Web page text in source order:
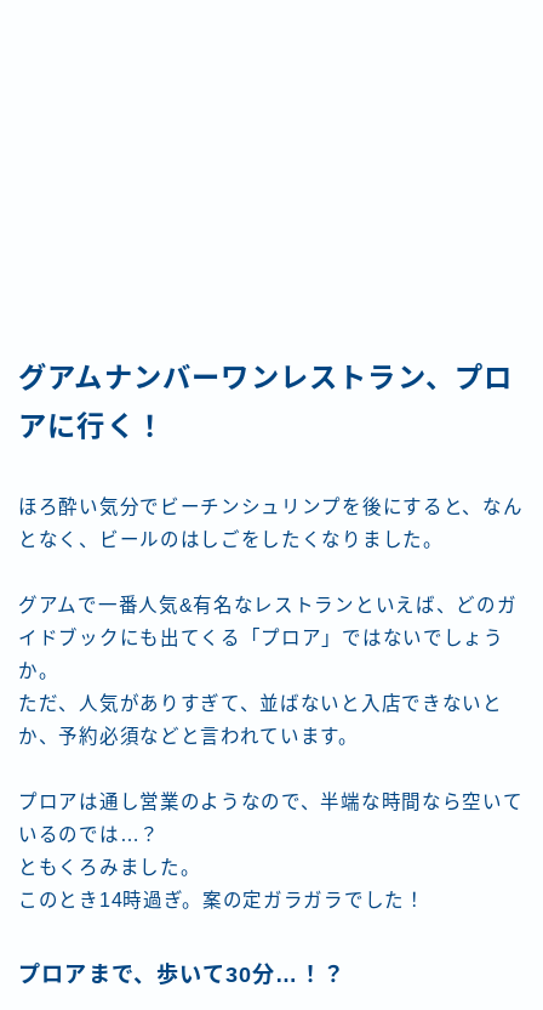
グアムナンバーワンレストラン、プロ
アに行く！
ほろ酔い気分でビーチンシュリンプを後にすると、なん
となく、ビールのはしごをしたくなりました。
グアムで一番人気&有名なレストランといえば、どのガ
イドブックにも出てくる「プロア」ではないでしょう
か。
ただ、人気がありすぎて、並ばないと入店できないと
か、予約必須などと言われています。
プロアは通し営業のようなので、半端な時間なら空いて
いるのでは…？
ともくろみました。
このとき14時過ぎ。案の定ガラガラでした！
プロアまで、歩いて30分…！？